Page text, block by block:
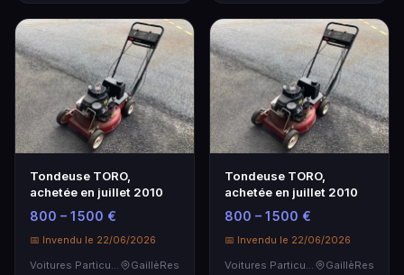
Tondeuse TORO,
achetée en juillet 2010
800 – 1 500 €
📅 Invendu le 22/06/2026
GaillèRes
Tondeuse TORO,
achetée en juillet 2010
800 – 1 500 €
📅 Invendu le 22/06/2026
GaillèRes